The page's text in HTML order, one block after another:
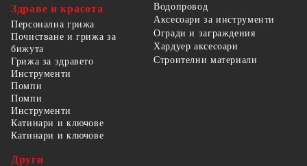
Здраве и красота
Персонална грижа
Почистване и грижа за
бижута
Грижа за здравето
Водопровод
Аксесоари за инструменти
Огради и заграждения
Хардуер аксесоари
Строителни материали
Инструменти
Помпи
Помпи
Инструменти
Катинари и ключове
Катинари и ключове
Други